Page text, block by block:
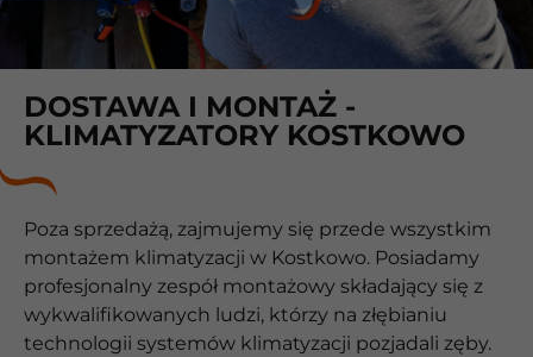
DOSTAWA I MONTAŻ -
KLIMATYZATORY KOSTKOWO
Poza sprzedażą, zajmujemy się przede wszystkim
montażem klimatyzacji w Kostkowo. Posiadamy
profesjonalny zespół montażowy składający się z
wykwalifikowanych ludzi, którzy na złębianiu
technologii systemów klimatyzacji pozjadali zęby.